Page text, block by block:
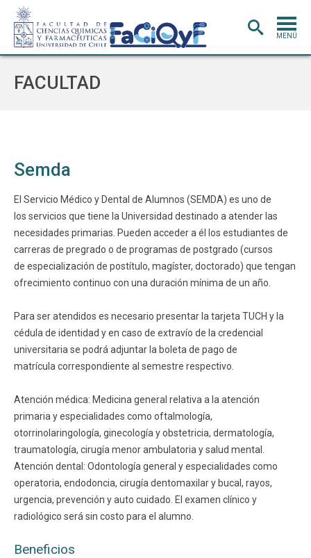
MENÚ
EXTENSIÓNY VINCULACIÓN
BIBLIOTECA
DEPARTAMENTOS
FACULTAD
Funcionarios Egresados
FACULTAD
Semda
El Servicio Médico y Dental de Alumnos (SEMDA) es uno de
los servicios que tiene la Universidad destinado a atender las
necesidades primarias. Pueden acceder a él los estudiantes de
carreras de pregrado o de programas de postgrado (cursos
de especialización de postítulo, magíster, doctorado) que tengan
ofrecimiento continuo con una duración mínima de un año.
Para ser atendidos es necesario presentar la tarjeta TUCH y la
cédula de identidad y en caso de extravío de la credencial
universitaria se podrá adjuntar la boleta de pago de
matrícula correspondiente al semestre respectivo.
Atención médica: Medicina general relativa a la atención
primaria y especialidades como oftalmología,
otorrinolaringología, ginecología y obstetricia, dermatología,
traumatología, cirugía menor ambulatoria y salud mental.
Atención dental: Odontología general y especialidades como
operatoria, endodoncia, cirugía dentomaxilar y bucal, rayos,
urgencia, prevención y auto cuidado. El examen clínico y
radiológico será sin costo para el alumno.
Beneficios